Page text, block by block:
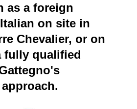
as a foreign
on site in
Chevalier, or on
fully qualified